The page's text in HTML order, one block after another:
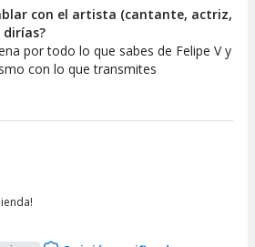
con el artista (cantante, actriz,
dirías?
por todo lo que sabes de Felipe V y
con lo que transmites